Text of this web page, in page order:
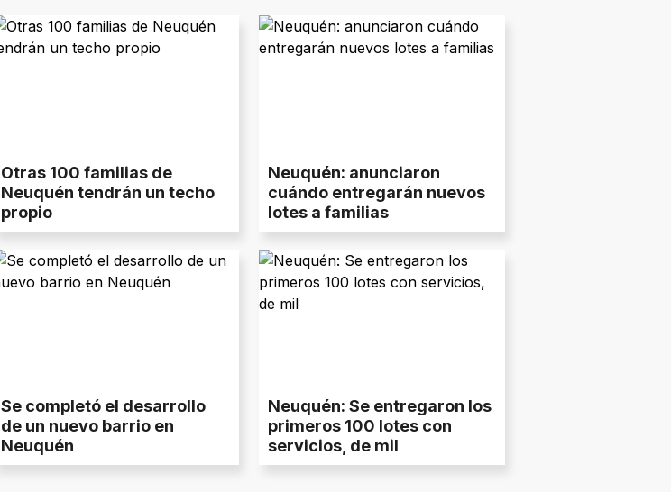
Otras 100 familias de
Neuquén tendrán un techo
propio
Neuquén: anunciaron
cuándo entregarán nuevos
lotes a familias
Se completó el desarrollo
de un nuevo barrio en
Neuquén
Neuquén: Se entregaron los
primeros 100 lotes con
servicios, de mil